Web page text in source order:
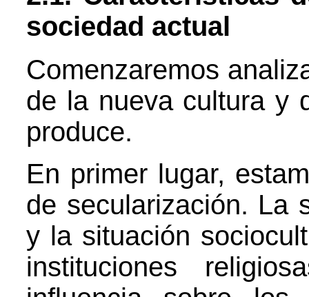
sociedad actual
Comenzaremos
de la nueva cultura y
produce.
En primer lugar,
de secularización. La
y la situación
instituciones